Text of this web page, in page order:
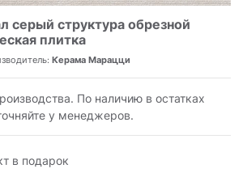
серый структура обрезной
плитка
Керама Марацци
По наличию в остатках
у менеджеров.
в подарок